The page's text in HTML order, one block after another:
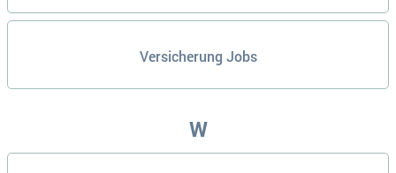
Versicherung Jobs
W